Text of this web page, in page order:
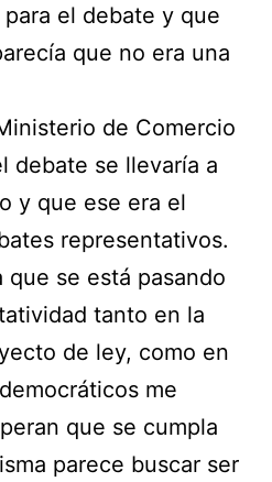
el debate y que
que no era una
de Comercio
debate se llevaría a
y que ese era el
representativos.
se está pasando
tanto en la
de ley, como en
me
que se cumpla
parece buscar ser